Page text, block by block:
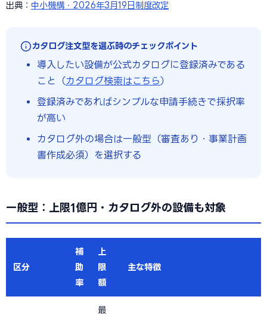
出典： 中小機構・2026年3月19日制度改定
カタログ注文型を選ぶ時のチェックポイント
導入したい設備が公式カタログに登録済みである
こと（カタログ検索はこちら）
登録済みであればシンプルな申請手続きで採択率
が高い
カタログ外の場合は一般型（審査あり・事業計画
書作成必須）を選択する
一般型：上限1億円・カタログ外の設備も対象
区分
補
助
率
上
限
額
主な特徴
最